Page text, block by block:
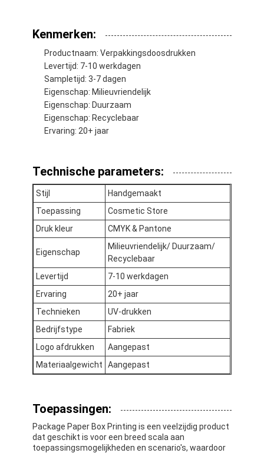
Producten
Over Ons
Kenmerken:
Productnaam: Verpakkingsdoosdrukken
Levertijd: 7-10 werkdagen
Sampletijd: 3-7 dagen
Eigenschap: Milieuvriendelijk
Eigenschap: Duurzaam
Eigenschap: Recyclebaar
Ervaring: 20+ jaar
Technische parameters:
Stijl
Handgemaakt
Toepassing
Cosmetic Store
Druk kleur
CMYK & Pantone
Eigenschap
Milieuvriendelijk/ Duurzaam/
Recyclebaar
Levertijd
7-10 werkdagen
Ervaring
20+ jaar
Technieken
UV-drukken
Bedrijfstype
Fabriek
Logo afdrukken
Aangepast
Materiaalgewicht
Aangepast
Toepassingen:
Package Paper Box Printing is een veelzijdig product
dat geschikt is voor een breed scala aan
toepassingsmogelijkheden en scenario's, waardoor